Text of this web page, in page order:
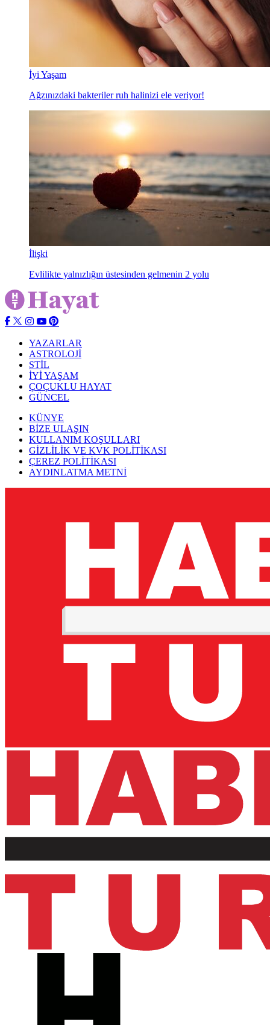
İyi Yaşam
Ağzınızdaki bakteriler ruh halinizi ele veriyor!
İlişki
Evlilikte yalnızlığın üstesinden gelmenin 2 yolu
YAZARLAR
ASTROLOJİ
STİL
İYİ YAŞAM
ÇOÇUKLU HAYAT
GÜNCEL
KÜNYE
BİZE ULAŞIN
KULLANIM KOŞULLARI
GİZLİLİK VE KVK POLİTİKASI
ÇEREZ POLİTİKASI
AYDINLATMA METNİ